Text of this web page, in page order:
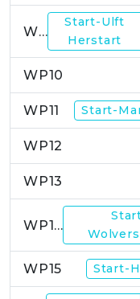
WP9
Start-Ulft
Herstart
WP10
WP11 Start-
WP12
WP13
WP14
WP15 Start-